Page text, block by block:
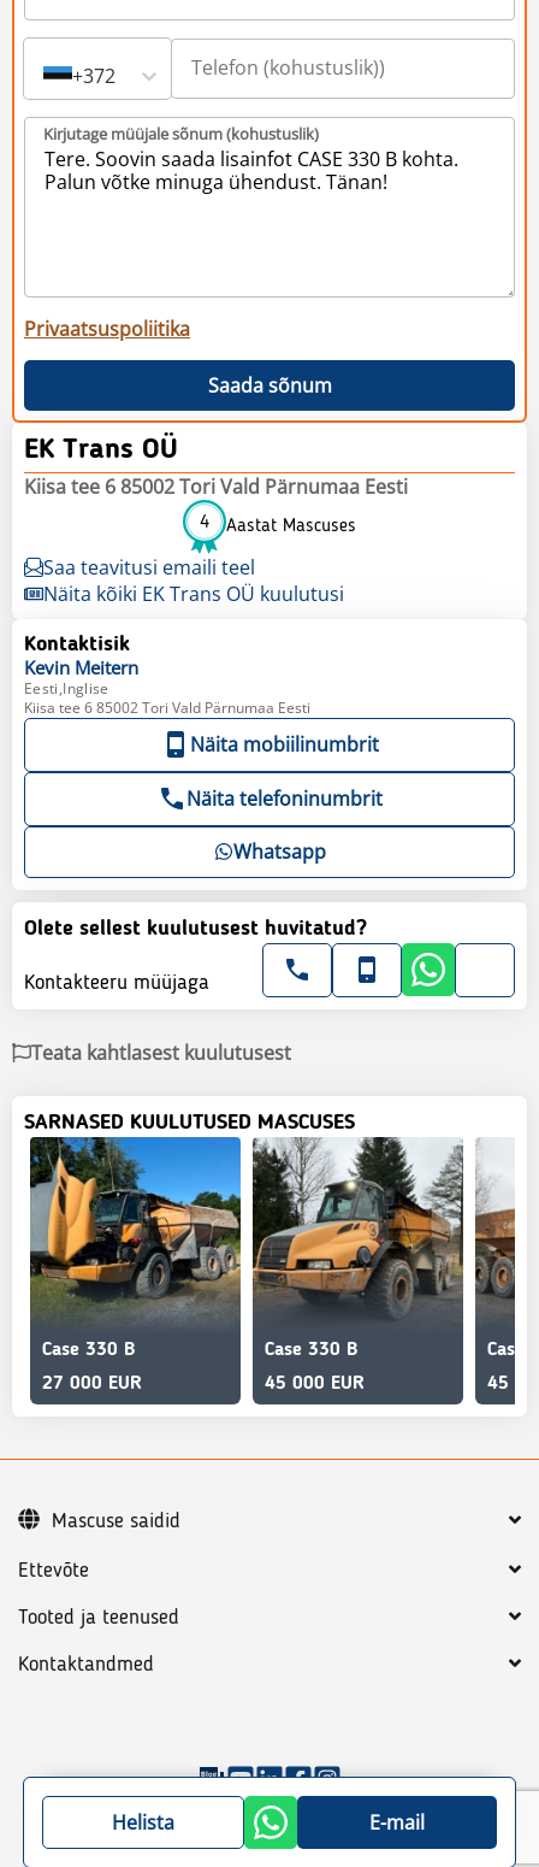
+372
Kirjutage müüjale sõnum (kohustuslik)
Privaatsuspoliitika
Saada sõnum
EK Trans OÜ
Kiisa tee 6 85002 Tori Vald Pärnumaa Eesti
4 Aastat Mascuses
Saa teavitusi emaili teel
Näita kõiki EK Trans OÜ kuulutusi
Kontaktisik
Kevin Meitern
Eesti,Inglise
Kiisa tee 6 85002 Tori Vald Pärnumaa Eesti
Näita mobiilinumbrit
Näita telefoninumbrit
Whatsapp
Olete sellest kuulutusest huvitatud?
Kontakteeru müüjaga
Teata kahtlasest kuulutusest
SARNASED KUULUTUSED MASCUSES
Case 330 B
27 000 EUR
Case 330 B
45 000 EUR
Case
45
Ettevõte
Tooted ja teenused
Kontaktandmed
Mascus Üldtingimused
Privaatsuspoliitika
Sisukord
Mascuse saidid
Helista E-mail